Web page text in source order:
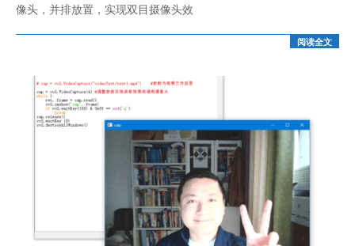
像头，并排放置，实现双目摄像头效
阅读全文